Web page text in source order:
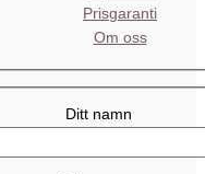
Prisgaranti
Om oss
Ditt namn